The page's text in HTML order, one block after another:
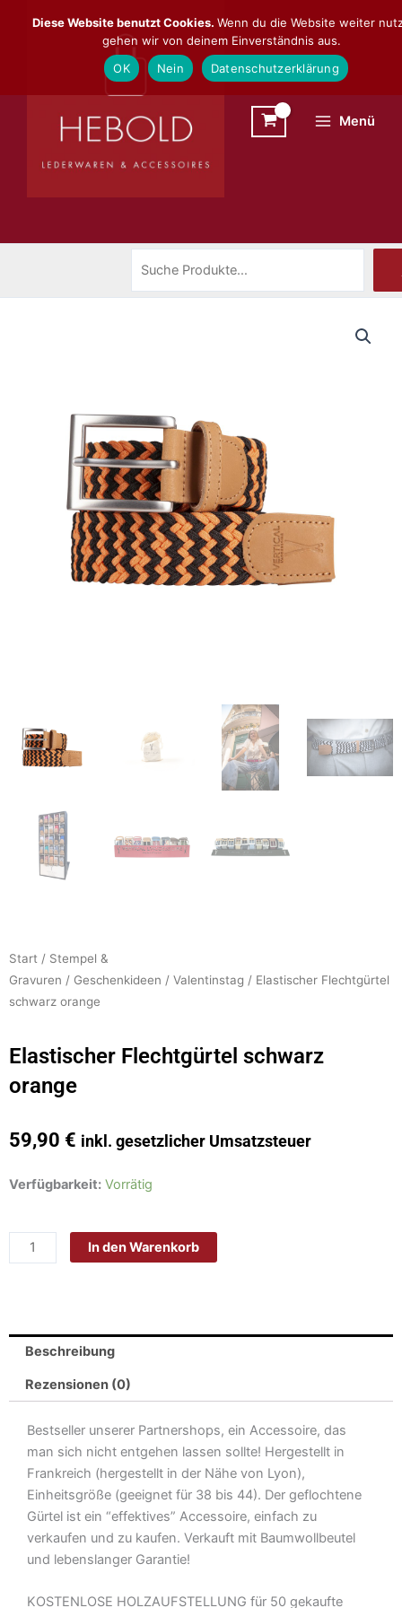
Inhalt
Menü
Start / Stempel &
Gravuren / Geschenkideen / Valentinstag / Elastischer Flechtgürtel
schwarz orange
Elastischer Flechtgürtel schwarz
orange
59,90 € inkl. gesetzlicher Umsatzsteuer
Verfügbarkeit: Vorrätig
Elastischer
orange
In den Warenkorb
Beschreibung
Rezensionen (0)
Bestseller unserer Partnershops, ein Accessoire, das
man sich nicht entgehen lassen sollte! Hergestellt in
Frankreich (hergestellt in der Nähe von Lyon),
Einheitsgröße (geeignet für 38 bis 44). Der geflochtene
Gürtel ist ein “effektives” Accessoire, einfach zu
verkaufen und zu kaufen. Verkauft mit Baumwollbeutel
und lebenslanger Garantie!
KOSTENLOSE HOLZAUFSTELLUNG für 50 gekaufte
Diese Website benutzt Cookies. Wenn du die Website weiter
gehen wir von deinem Einverständnis aus.
OK
Nein Datenschutzerklärung